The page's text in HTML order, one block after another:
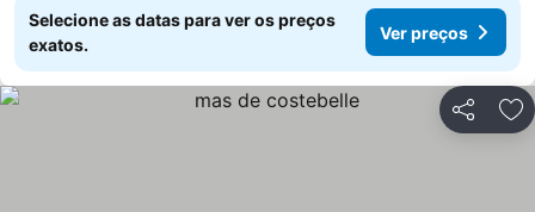
Selecione as datas para ver os preços
exatos.
Ver preços
Partilhar